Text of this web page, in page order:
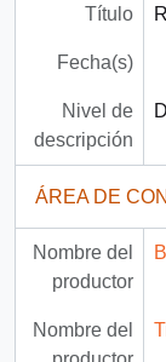
Título
Fecha(s)
Nivel de
descripción
ÁREA DE
Nombre del
productor
Nombre del